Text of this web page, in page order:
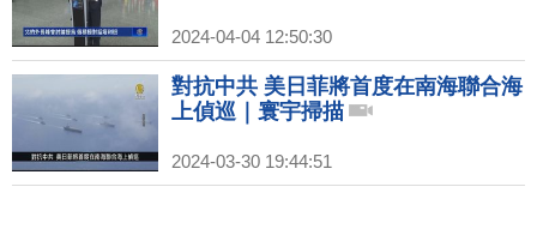
2024-04-04 12:50:30
對抗中共 美日菲將首度在南海聯合海
上偵巡｜寰宇掃描
2024-03-30 19:44:51